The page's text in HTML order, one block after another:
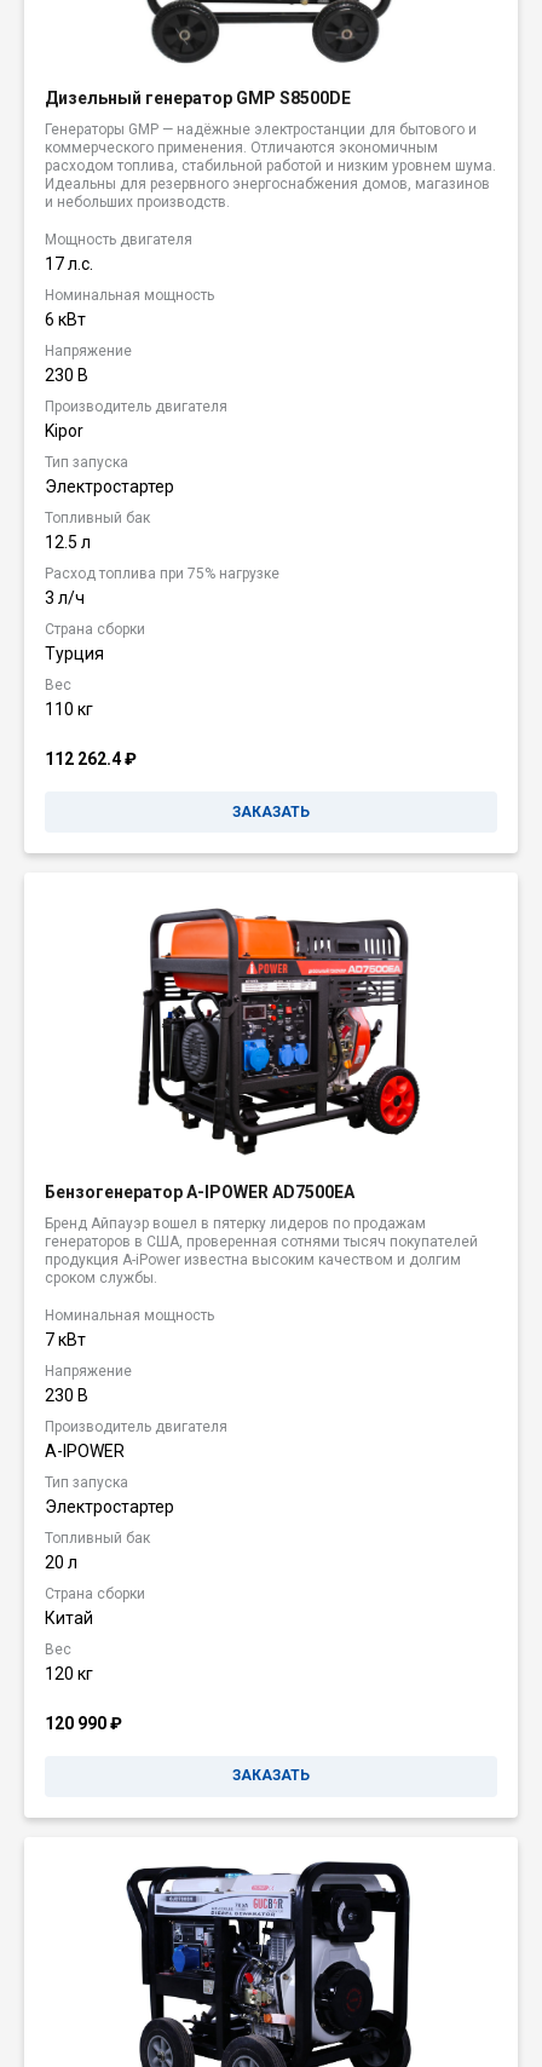
Дизельный генератор GMP S8500DE
Генераторы GMP — надёжные электростанции для бытового и
коммерческого применения. Отличаются экономичным
расходом топлива, стабильной работой и низким уровнем шума.
Идеальны для резервного энергоснабжения домов, магазинов
и небольших производств.
Мощность двигателя
17 л.с.
Номинальная мощность
6 кВт
Напряжение
230 В
Производитель двигателя
Kipor
Тип запуска
Электростартер
Топливный бак
12.5 л
Расход топлива при 75% нагрузке
3 л/ч
Страна сборки
Турция
Вес
110 кг
112 262.4₽
ЗАКАЗАТЬ
Бензогенератор A-IPOWER AD7500EA
Бренд Айпауэр вошел в пятерку лидеров по продажам
генераторов в США, проверенная сотнями тысяч покупателей
продукция A-iPower известна высоким качеством и долгим
сроком службы.
Номинальная мощность
7 кВт
Напряжение
230 В
Производитель двигателя
A-IPOWER
Тип запуска
Электростартер
Топливный бак
20 л
Страна сборки
Китай
Вес
120 кг
120 990₽
ЗАКАЗАТЬ